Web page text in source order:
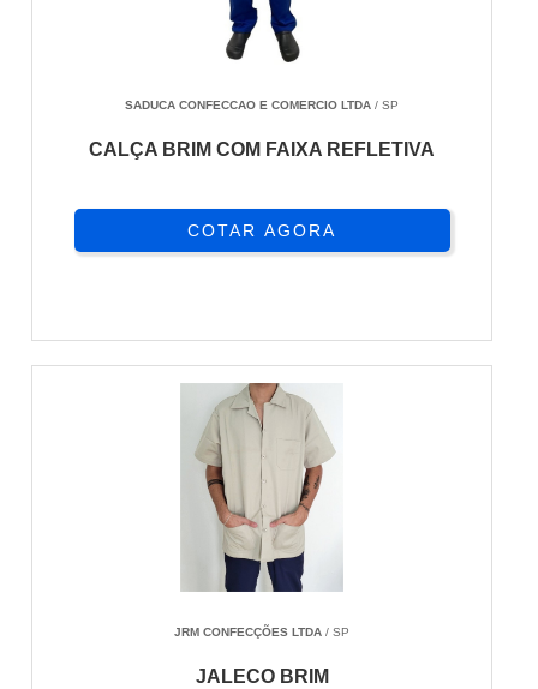
SADUCA CONFECCAO E COMERCIO LTDA / SP
CALÇA BRIM COM FAIXA REFLETIVA
COTAR AGORA
JRM CONFECÇÕES LTDA / SP
JALECO BRIM